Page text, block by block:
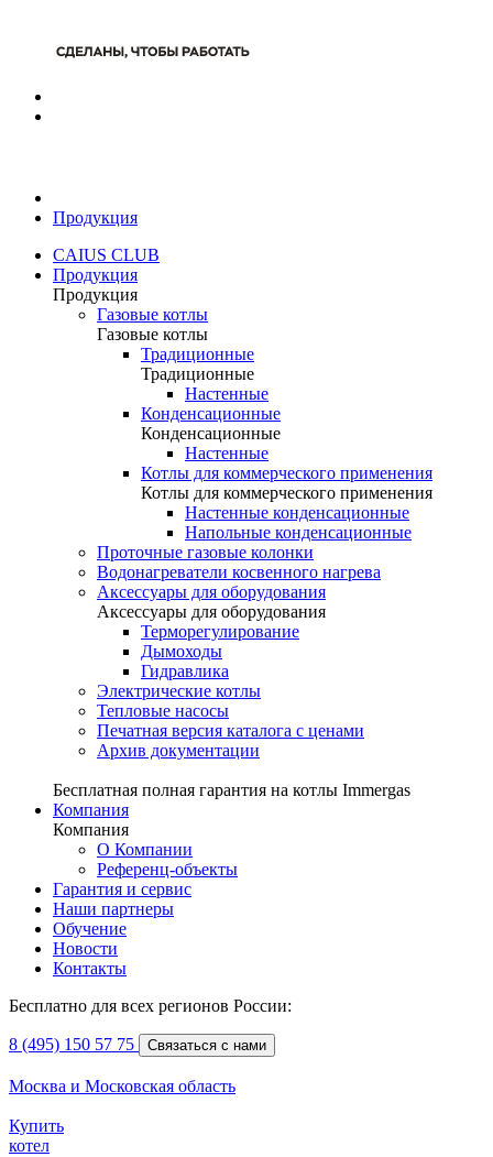
Продукция
CAIUS CLUB
Продукция
Продукция
Газовые котлы
Газовые котлы
Традиционные
Традиционные
Настенные
Конденсационные
Конденсационные
Настенные
Котлы для коммерческого применения
Котлы для коммерческого применения
Настенные конденсационные
Напольные конденсационные
Проточные газовые колонки
Водонагреватели косвенного нагрева
Аксессуары для оборудования
Аксессуары для оборудования
Терморегулирование
Дымоходы
Гидравлика
Электрические котлы
Тепловые насосы
Печатная версия каталога с ценами
Архив документации
Бесплатная полная гарантия на котлы Immergas
Компания
Компания
О Компании
Референц-объекты
Гарантия и сервис
Наши партнеры
Обучение
Новости
Контакты
Бесплатно для всех регионов России:
8 (495) 150 57 75 Связаться с нами
Москва и Московская область
Купить
котел